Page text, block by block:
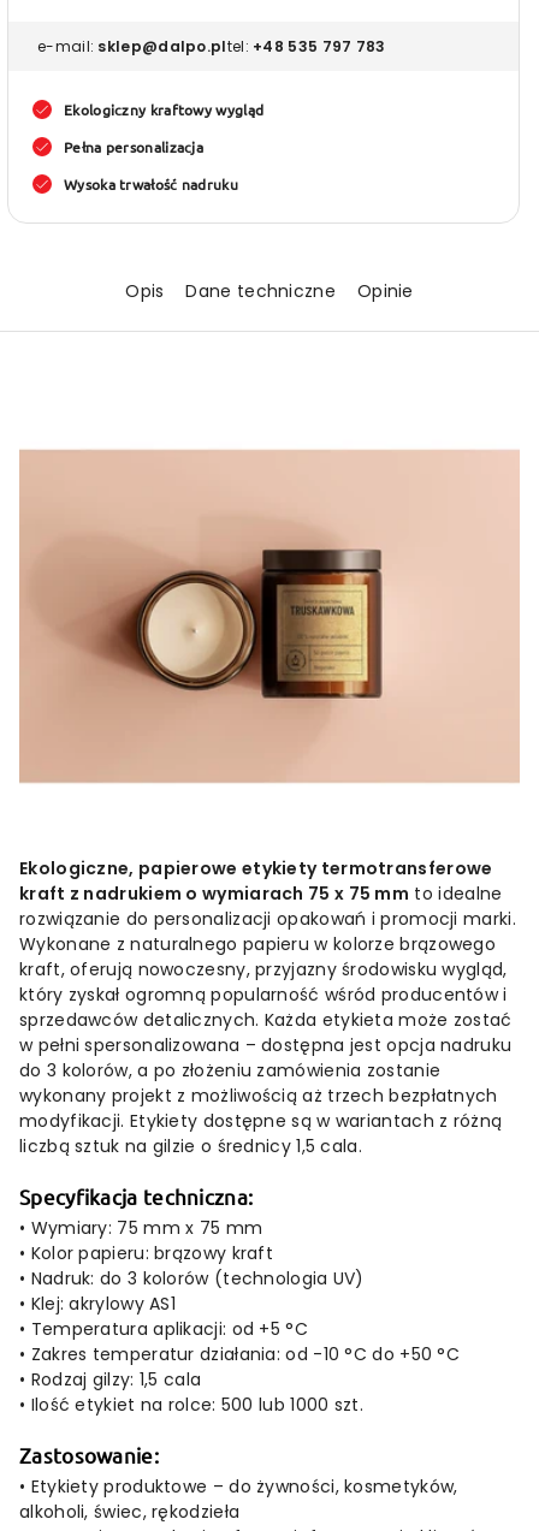
z
KRAFT
75x75mm
KWADRAT
(różne
e-mail: sklep@dalpo.pltel: +48 535 797 783
Ekologiczny kraftowy wygląd
Pełna personalizacja
Wysoka trwałość nadruku
Opis Dane techniczne Opinie
Ekologiczne, papierowe etykiety termotransferowe
kraft z nadrukiem owymiarach 75 x 75 mm toidealne
rozwiązanie do personalizacjiopakowań ipromocjimarki.
Wykonane znaturalnego papieruw kolorzebrązowego
kraft,oferują nowoczesny,przyjaznyśrodowiskuwygląd,
który zyskał ogromnąpopularność wśród producentówi
sprzedawców detalicznych. Każda etykietamoże zostać
w pełnispersonalizowana –dostępna jestopcjanadruku
do 3 kolorów,a po złożeniu zamówienia zostanie
wykonany projekt z możliwościąaż trzechbezpłatnych
modyfikacji. Etykiety dostępnesąw wariantach z różną
liczbąsztuk na gilzie o średnicy1,5cala.
Specyfikacja techniczna:
• Wymiary: 75 mmx 75 mm
• Kolorpapieru:brązowy kraft
• Nadruk:do 3 kolorów (technologia UV)
• Klej:akrylowyAS1
• Temperaturaaplikacji: od +5 °C
• Zakres temperaturdziałania:od -10 °Cdo +50 °C
• Rodzaj gilzy: 1,5cala
• Ilośćetykiet na rolce: 500lub1000 szt.
Zastosowanie:
• Etykietyproduktowe –do żywności,kosmetyków,
alkoholi, świec,rękodzieła